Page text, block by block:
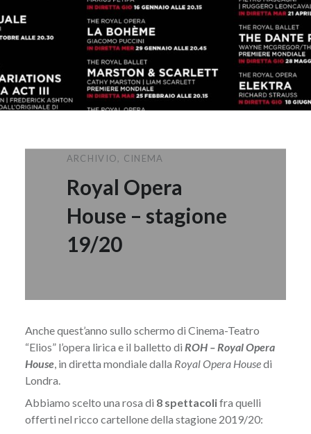
ARCHIVIO, CINEMA
Royal Opera
House – stagione
19/20
Anche quest’anno sullo schermo di Cinema-Teatro
“Elios” l’opera lirica e il balletto di ROH – Royal Opera
House, in diretta mondiale dalla Royal Opera Housedi
Londra.
Abbiamo scelto una rosa di 8 spettacolifra quelli
offerti nel ricco cartellone della stagione 2019/20: